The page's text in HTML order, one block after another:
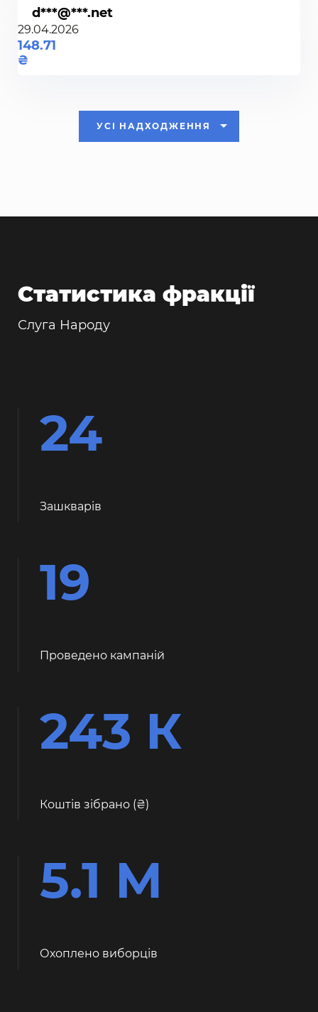
d***@***.net
29.04.2026
148.71
УСІ НАДХОДЖЕННЯ
Статистика фракції
Слуга Народу
24
Зашкварiв
19
Проведено кампаній
243 К
Коштів зібрано ( )
5.1 М
Охоплено виборців